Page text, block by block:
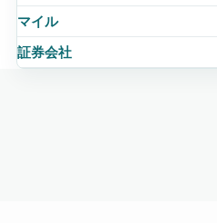
マイル
証券会社